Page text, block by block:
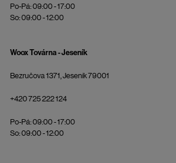
Po-Pá: 09:00 - 17:00
So: 09:00 - 12:00
Woox Továrna - Jeseník
Bezručova 1371, Jeseník 79001
+420 725 222 124
Po-Pá: 09:00 - 17:00
So: 09:00 - 12:00